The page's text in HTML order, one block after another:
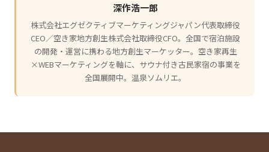
深作浩一郎
株式会社エグゼクティブマーケティングジャパン代表取締役
CEO／空き家地方創生株式会社取締役CFO。全国で宿泊施設
の開発・運営に携わる地方創生マーケッター。空き家再生
×WEBマーケティングを軸に、サウナ付き古民家宿の事業を
全国展開中。温泉ソムリエ。